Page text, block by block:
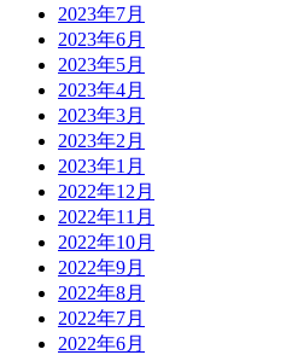
2023年7月
2023年6月
2023年5月
2023年4月
2023年3月
2023年2月
2023年1月
2022年12月
2022年11月
2022年10月
2022年9月
2022年8月
2022年7月
2022年6月